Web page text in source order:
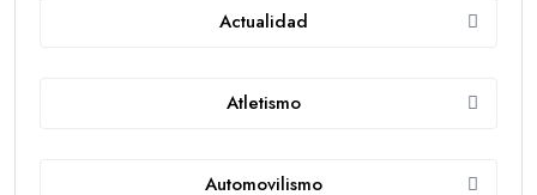
Actualidad
Atletismo
Automovilismo